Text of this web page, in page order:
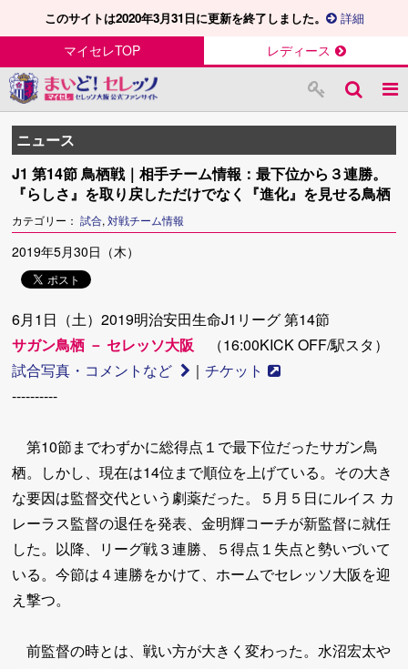
このサイトは2020年3月31日に更新を終了しました。 詳細
マイセレTOP レディース
ニュース
J1 第14節 鳥栖戦｜相手チーム情報：最下位から３連勝。
『らしさ』を取り戻しただけでなく『進化』を見せる鳥栖
カテゴリー：試合, 対戦チーム情報
2019年5月30日（木）
6月1日（土）2019明治安田生命J1リーグ 第14節
サガン鳥栖 － セレッソ大阪 （16:00KICK OFF/駅スタ）
試合写真・コメントなど
｜チケット
----------
第10節までわずかに総得点１で最下位だったサガン鳥
栖。しかし、現在は14位まで順位を上げている。その大き
な要因は監督交代という劇薬だった。５月５日にルイス カ
レーラス監督の退任を発表、金明輝コーチが新監督に就任
した。以降、リーグ戦３連勝、５得点１失点と勢いづいて
いる。今節は４連勝をかけて、ホームでセレッソ大阪を迎
え撃つ。
前監督の時とは、戦い方が大きく変わった。水沼宏太や